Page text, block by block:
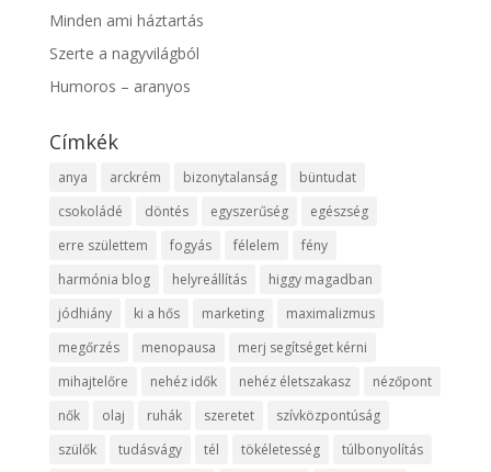
Minden ami háztartás
Szerte a nagyvilágból
Humoros – aranyos
Címkék
anya arckrém bizonytalanság
büntudat
csokoládé
döntés egyszerűség
egészség
erre születtem
fogyás félelem
fény
harmónia blog
helyreállítás
higgy magadban
jódhiány
ki a hős marketing
maximalizmus
megőrzés
menopausa
merj segítséget kérni
mihajtelőre
nehéz idők nehéz életszakasz
nézőpont
nők
olaj ruhák szeretet
szívközpontúság
szülők
tudásvágy tél tökéletesség
túlbonyolítás